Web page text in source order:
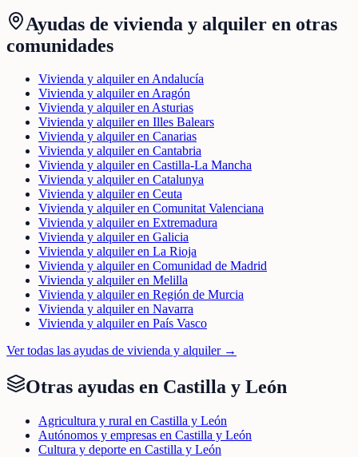
Ayudas de vivienda y alquiler en otras
comunidades
Vivienda y alquiler en Andalucía
Vivienda y alquiler en Aragón
Vivienda y alquiler en Asturias
Vivienda y alquiler en Illes Balears
Vivienda y alquiler en Canarias
Vivienda y alquiler en Cantabria
Vivienda y alquiler en Castilla-La Mancha
Vivienda y alquiler en Catalunya
Vivienda y alquiler en Ceuta
Vivienda y alquiler en Comunitat Valenciana
Vivienda y alquiler en Extremadura
Vivienda y alquiler en Galicia
Vivienda y alquiler en La Rioja
Vivienda y alquiler en Comunidad de Madrid
Vivienda y alquiler en Melilla
Vivienda y alquiler en Región de Murcia
Vivienda y alquiler en Navarra
Vivienda y alquiler en País Vasco
Ver todas las ayudas de vivienda y alquiler→
Otras ayudas en Castilla y León
Agricultura y rural en Castilla y León
Autónomos y empresas en Castilla y León
Cultura y deporte en Castilla y León